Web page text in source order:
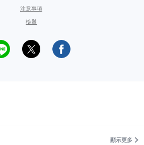
注意事項
檢舉
顯示更多